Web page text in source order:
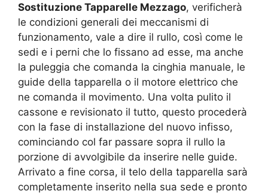
Sostituzione Tapparelle Mezzago, verificherà
le condizioni generali dei meccanismi di
funzionamento, vale a dire il rullo, così come le
sedi e i perni che lo fissano ad esse, ma anche
la puleggia che comanda la cinghia manuale, le
guide della tapparella o il motore elettrico che
ne comanda il movimento. Una volta pulito il
cassone e revisionato il tutto, questo procederà
con la fase di installazione del nuovo infisso,
cominciando col far passare sopra il rullo la
porzione di avvolgibile da inserire nelle guide.
Arrivato a fine corsa, il telo della tapparella sarà
completamente inserito nella sua sede e pronto